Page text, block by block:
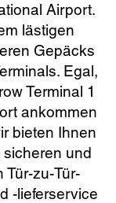
Airport.
lästigen
Gepäcks
Egal,
Terminal 1
ankommen
bieten Ihnen
und
Tür-zu-Tür-
-lieferservice